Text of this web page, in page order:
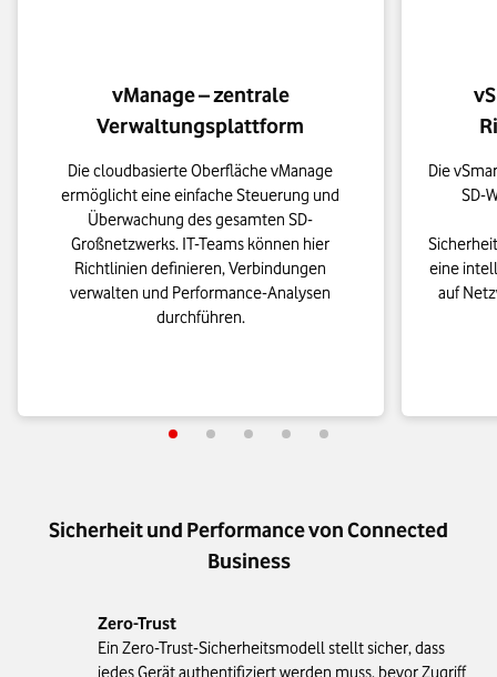
vManage – zentrale
Verwaltungsplattform
Die cloudbasierte Oberfläche vManage
ermöglicht eine einfache Steuerung und
Überwachung des gesamten SD-
Großnetzwerks. IT-Teams können hier
Richtlinien definieren, Verbindungen
verwalten und Performance-Analysen
durchführen.
Die
SD-
eine
auf
Sicherheit und Performance von Connected
Business
Zero-Trust
Ein Zero-Trust-Sicherheitsmodell stellt sicher, dass
jedes Gerät authentifiziert werden muss, bevor Zugriff